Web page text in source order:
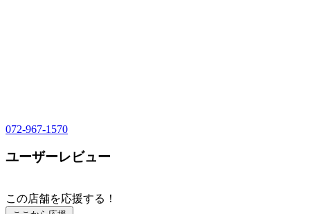
072-967-1570
ユーザーレビュー
この店舗を応援する！